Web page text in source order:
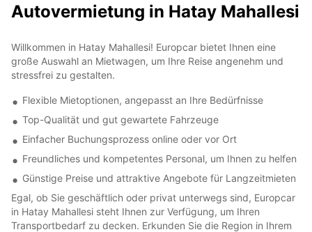
Autovermietung in Hatay Mahallesi
Willkommen in Hatay Mahallesi! Europcar bietet Ihnen eine
große Auswahl an Mietwagen, um Ihre Reise angenehm und
stressfrei zu gestalten.
Flexible Mietoptionen, angepasst an Ihre Bedürfnisse
Top-Qualität und gut gewartete Fahrzeuge
Einfacher Buchungsprozess online oder vor Ort
Freundliches und kompetentes Personal, um Ihnen zu helfen
Günstige Preise und attraktive Angebote für Langzeitmieten
Egal, ob Sie geschäftlich oder privat unterwegs sind, Europcar
in Hatay Mahallesi steht Ihnen zur Verfügung, um Ihren
Transportbedarf zu decken. Erkunden Sie die Region in Ihrem